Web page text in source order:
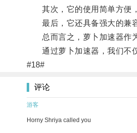
其次，它的使用简单方便，
最后，它还具备强大的兼容
总而言之，萝卜加速器作为
通过萝卜加速器，我们不仅
#18#
评论
游客
Horny Shriya called you